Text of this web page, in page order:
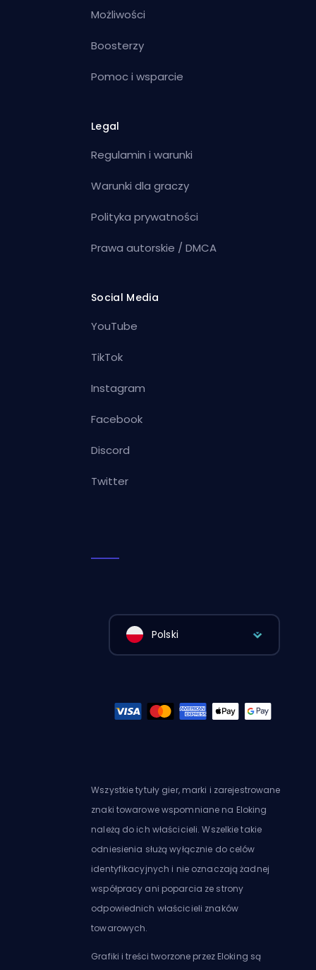
Możliwości
Boosterzy
Pomoc i wsparcie
Legal
Regulamin i warunki
Warunki dla graczy
Polityka prywatności
Prawa autorskie / DMCA
Social Media
YouTube
TikTok
Instagram
Facebook
Discord
Twitter
Polski
Wszystkie tytuły gier, marki i zarejestrowane
znaki towarowe wspomniane na Eloking
należą do ich właścicieli. Wszelkie takie
odniesienia służą wyłącznie do celów
identyfikacyjnych i nie oznaczają żadnej
współpracy ani poparcia ze strony
odpowiednich właścicieli znaków
towarowych.
Grafiki i treści tworzone przez Eloking są